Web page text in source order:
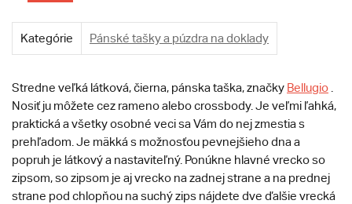
Kategórie Pánské tašky a púzdra na doklady
Stredne veľká látková, čierna, pánska taška, značky Bellugio
Nosiť ju môžete cez rameno alebo crossbody. Je veľmi ľahká,
praktická a všetky osobné veci sa Vám do nej zmestia s
prehľadom. Je mäkká s možnosťou pevnejšieho dna a
popruh je látkový a nastaviteľný. Ponúkne hlavné vrecko so
zipsom, so zipsom je aj vrecko na zadnej strane a na prednej
strane pod chlopňou na suchý zips nájdete dve ďalšie vrecká